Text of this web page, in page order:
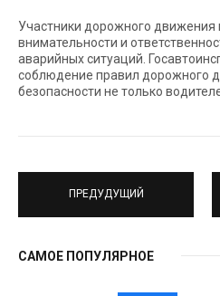
Участники дорожного движения
внимательности и
аварийных ситуаций.
соблюдение правил дорожного
безопасности не только
ПРЕДУДУЩИЙ
САМОЕ ПОПУЛЯРНОЕ